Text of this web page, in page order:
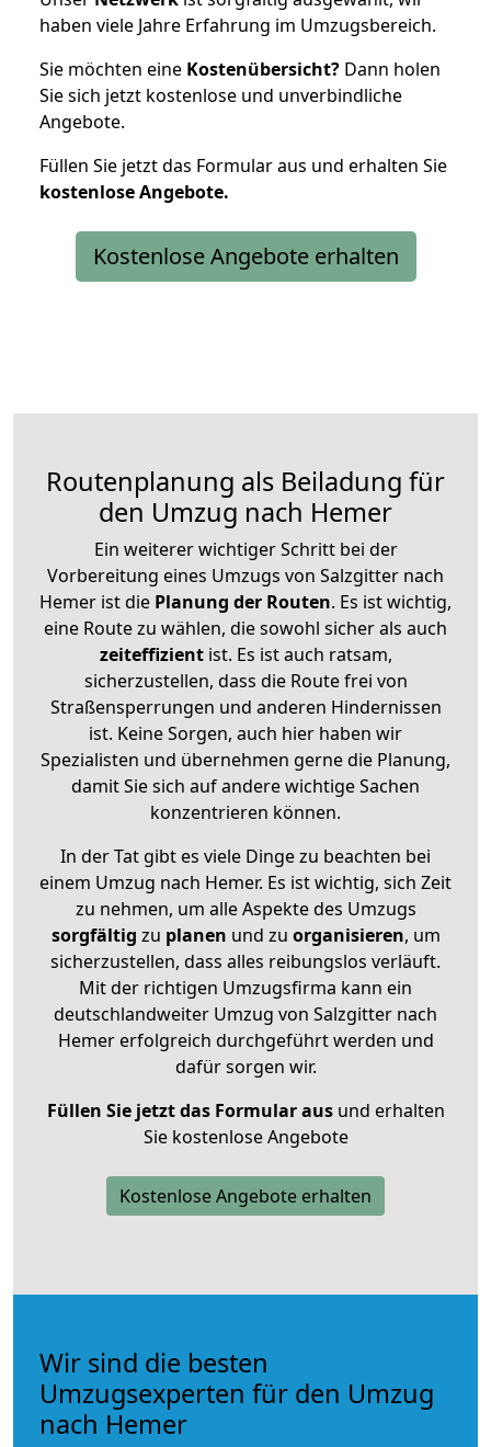
haben viele Jahre Erfahrung im Umzugsbereich.
Sie möchten eine Kostenübersicht? Dann holen
Sie sich jetzt kostenlose und unverbindliche
Angebote.
Füllen Sie jetzt das Formular aus und erhalten Sie
kostenloseAngebote.
Kostenlose Angebote erhalten
Routenplanung als Beiladung für
den Umzug nach Hemer
Ein weiterer wichtiger Schritt bei der
Vorbereitung eines Umzugs von Salzgitter nach
Hemer ist die Planung der Routen. Es ist wichtig,
eine Route zu wählen, die sowohl sicher als auch
zeiteffizientist. Es ist auch ratsam,
sicherzustellen, dass die Route frei von
Straßensperrungen und anderen Hindernissen
ist. Keine Sorgen, auch hier haben wir
Spezialisten und übernehmen gerne die Planung,
damit Sie sich auf andere wichtige Sachen
konzentrieren können.
In der Tat gibt es viele Dinge zu beachten bei
einem Umzug nach Hemer. Es ist wichtig, sich Zeit
zu nehmen, um alle Aspekte des Umzugs
sorgfältig zu planen und zu organisieren, um
sicherzustellen, dass alles reibungslos verläuft.
Mit der richtigen Umzugsfirma kann ein
deutschlandweiter Umzug von Salzgitter nach
Hemer erfolgreich durchgeführt werden und
dafür sorgen wir.
Füllen Sie jetzt das Formular ausund erhalten
Sie kostenlose Angebote
Kostenlose Angebote erhalten
Wir sind die besten
Umzugsexperten für den Umzug
nach Hemer